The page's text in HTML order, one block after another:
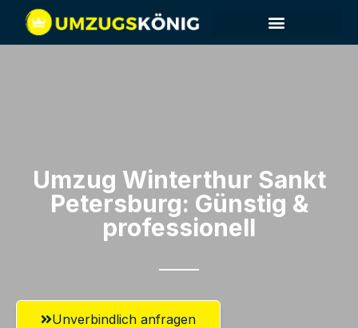
Umzug Winterthur​ Sankt
Petersburg: Günstig &
professionell​
Unverbindlich anfragen